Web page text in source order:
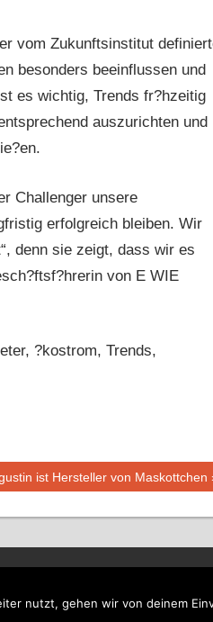
vom Zukunftsinstitut
besonders beeinflussen und
es wichtig, Trends fr?hzeitig
auszurichten und
Challenger unsere
erfolgreich bleiben. Wir
denn sie zeigt, dass wir es
von E WIE
?kostrom, Trends,
ist Hersteller von Maskottchen
nutzt, gehen wir von deinem